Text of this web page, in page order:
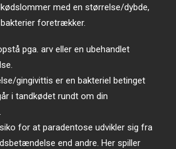
med en størrelse/dybde,
foretrækker.
pga. arv eller en ubehandlet
gingivittis er en bakteriel betinget
i tandkødet rundt om din
for at paradentose udvikler sig fra
end andre. Her spiller